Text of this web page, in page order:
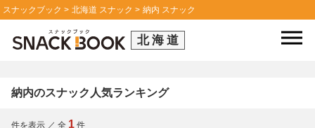
スナックブック 北海道 スナック 納内 スナック
北海道
納内のスナック人気ランキング
件を表示 ／ 全 1 件